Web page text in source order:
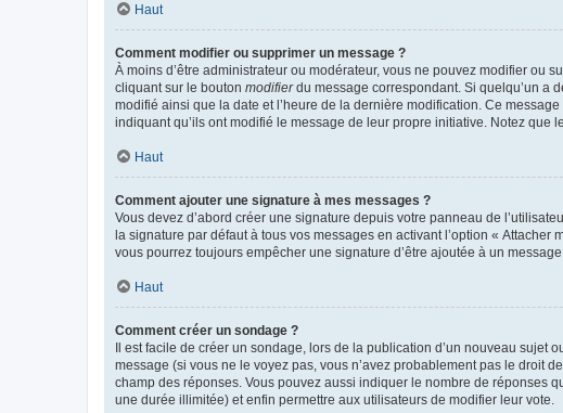
Haut
Comment modifier ou supprimer un message ?
À moins d’être administrateur ou modérateur, vous ne pouvez modifier ou
cliquant sur le bouton modifierdu message correspondant. Si quelqu’un a
modifié ainsi que la date et l’heure de la dernière modification. Ce
indiquant qu’ils ont modifié le message de leur propre initiative. Notez que
Haut
Comment ajouter une signature à mes messages ?
Vous devez d’abord créer une signature depuis votre panneau de
la signature par défaut à tous vos messages en activant l’option « Attacher
vous pourrez toujours empêcher une signature d’être ajoutée à un
Haut
Comment créer un sondage ?
Il est facile de créer un sondage, lors de la publication d’un nouveau sujet
message (si vous ne le voyez pas, vous n’avez probablement pas le droit
champ des réponses. Vous pouvez aussi indiquer le nombre de réponses
une durée illimitée) et enfin permettre aux utilisateurs de modifier leur vote.